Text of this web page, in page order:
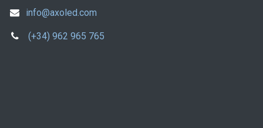
info@axoled.com
(+34) 962 965 765